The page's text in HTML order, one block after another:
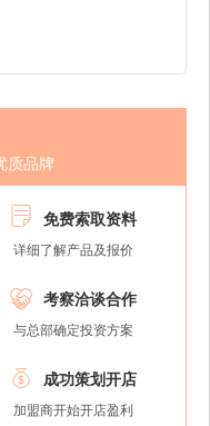
质品牌
 免费索取资料
详细了解产品及报价
 考察洽谈合作
与总部确定投资方案
 成功策划开店
加盟商开始开店盈利